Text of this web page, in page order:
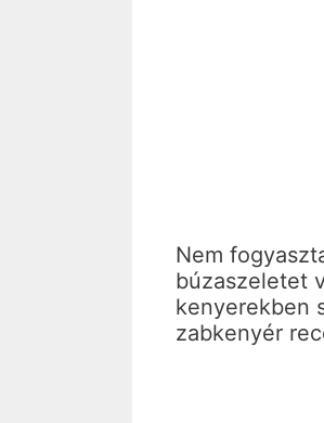
Nem
búzaszeletet
kenyerekben
zabkenyér